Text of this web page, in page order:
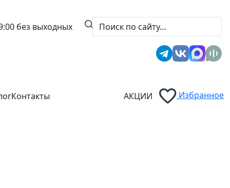
без выходных
Контакты АКЦИИ Избранное